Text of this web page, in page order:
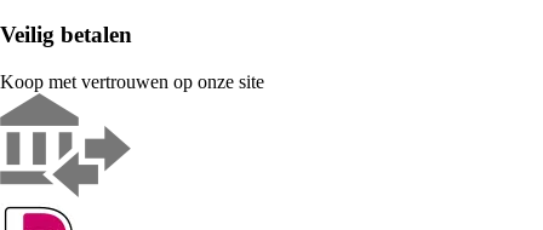
Veilig betalen
Koop met vertrouwen op onze site